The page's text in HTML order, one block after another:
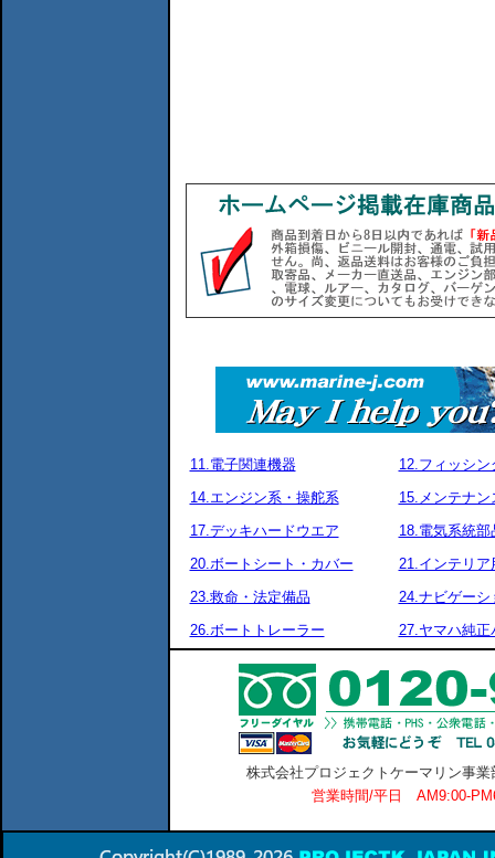
11.電子関連機器
12.フィッシン
14.エンジン系・操舵系
15.メンテナン
17.デッキハードウエア
18.電気系統部
20.ボートシート・カバー
21.インテリア
23.救命・法定備品
24.ナビゲーシ
26.ボートトレーラー
27.ヤマハ純正
株式会社プロジェクトケーマリン事
営業時間/平日 AM9:00-